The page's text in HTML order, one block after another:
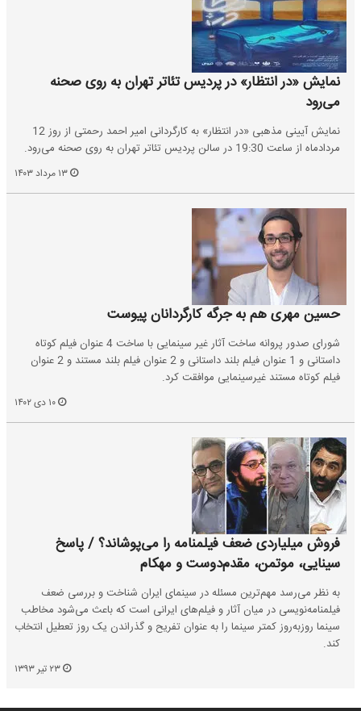
نمایش «در انتظار» در پردیس تئاتر تهران به روی صحنه
می‌رود
نمایش آیینی مذهبی «در انتظار» به کارگردانی امیر احمد رحمتی از روز 12
مردادماه از ساعت 19:30 در سالن پردیس تئاتر تهران به روی صحنه می‌رود.
حسین مهری هم به جرگه کارگردانان پیوست
شورای صدور پروانه ساخت آثار غیر سینمایی با ساخت 4 عنوان فیلم کوتاه
داستانی و 1 عنوان فیلم بلند داستانی و 2 عنوان فیلم بلند مستند و 2 عنوان
فیلم کوتاه مستند غیرسینمایی موافقت کرد.
فروش میلیاردی ضعف فیلمنامه را می‌پوشاند؟ / پاسخ
سینایی، موتمن، مقدم‌دوست و مهکام
به نظر می‌رسد مهم‌ترین مسئله در سینمای ایران شناخت و بررسی ضعف
فیلمنامه‌نویسی در میان آثار و فیلم‌های ایرانی است که باعث می‌شود مخاطب
سینما روز‌به‌روز کمتر سینما را به عنوان تفریح و گذراندن یک روز تعطیل انتخاب
کند.